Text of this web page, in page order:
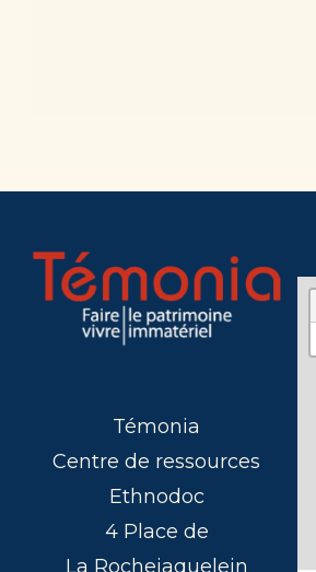
Témonia
Centre de ressources
Ethnodoc
4 Place de
La Rochejaquelein